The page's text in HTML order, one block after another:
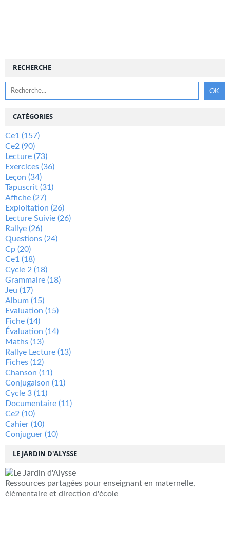
RECHERCHE
LE JARDIN D'ALYSSE
Ressources partagées pour enseignant en maternelle,
élémentaire et direction d'école
CATÉGORIES
Ce1 (157)
Ce2 (90)
Lecture (73)
Exercices (36)
Leçon (34)
Tapuscrit (31)
Affiche (27)
Exploitation (26)
Lecture Suivie (26)
Rallye (26)
Questions (24)
Cp (20)
Ce1 (18)
Cycle 2 (18)
Grammaire (18)
Jeu (17)
Album (15)
Evaluation (15)
Fiche (14)
Évaluation (14)
Maths (13)
Rallye Lecture (13)
Fiches (12)
Chanson (11)
Conjugaison (11)
Cycle 3 (11)
Documentaire (11)
Ce2 (10)
Cahier (10)
Conjuguer (10)